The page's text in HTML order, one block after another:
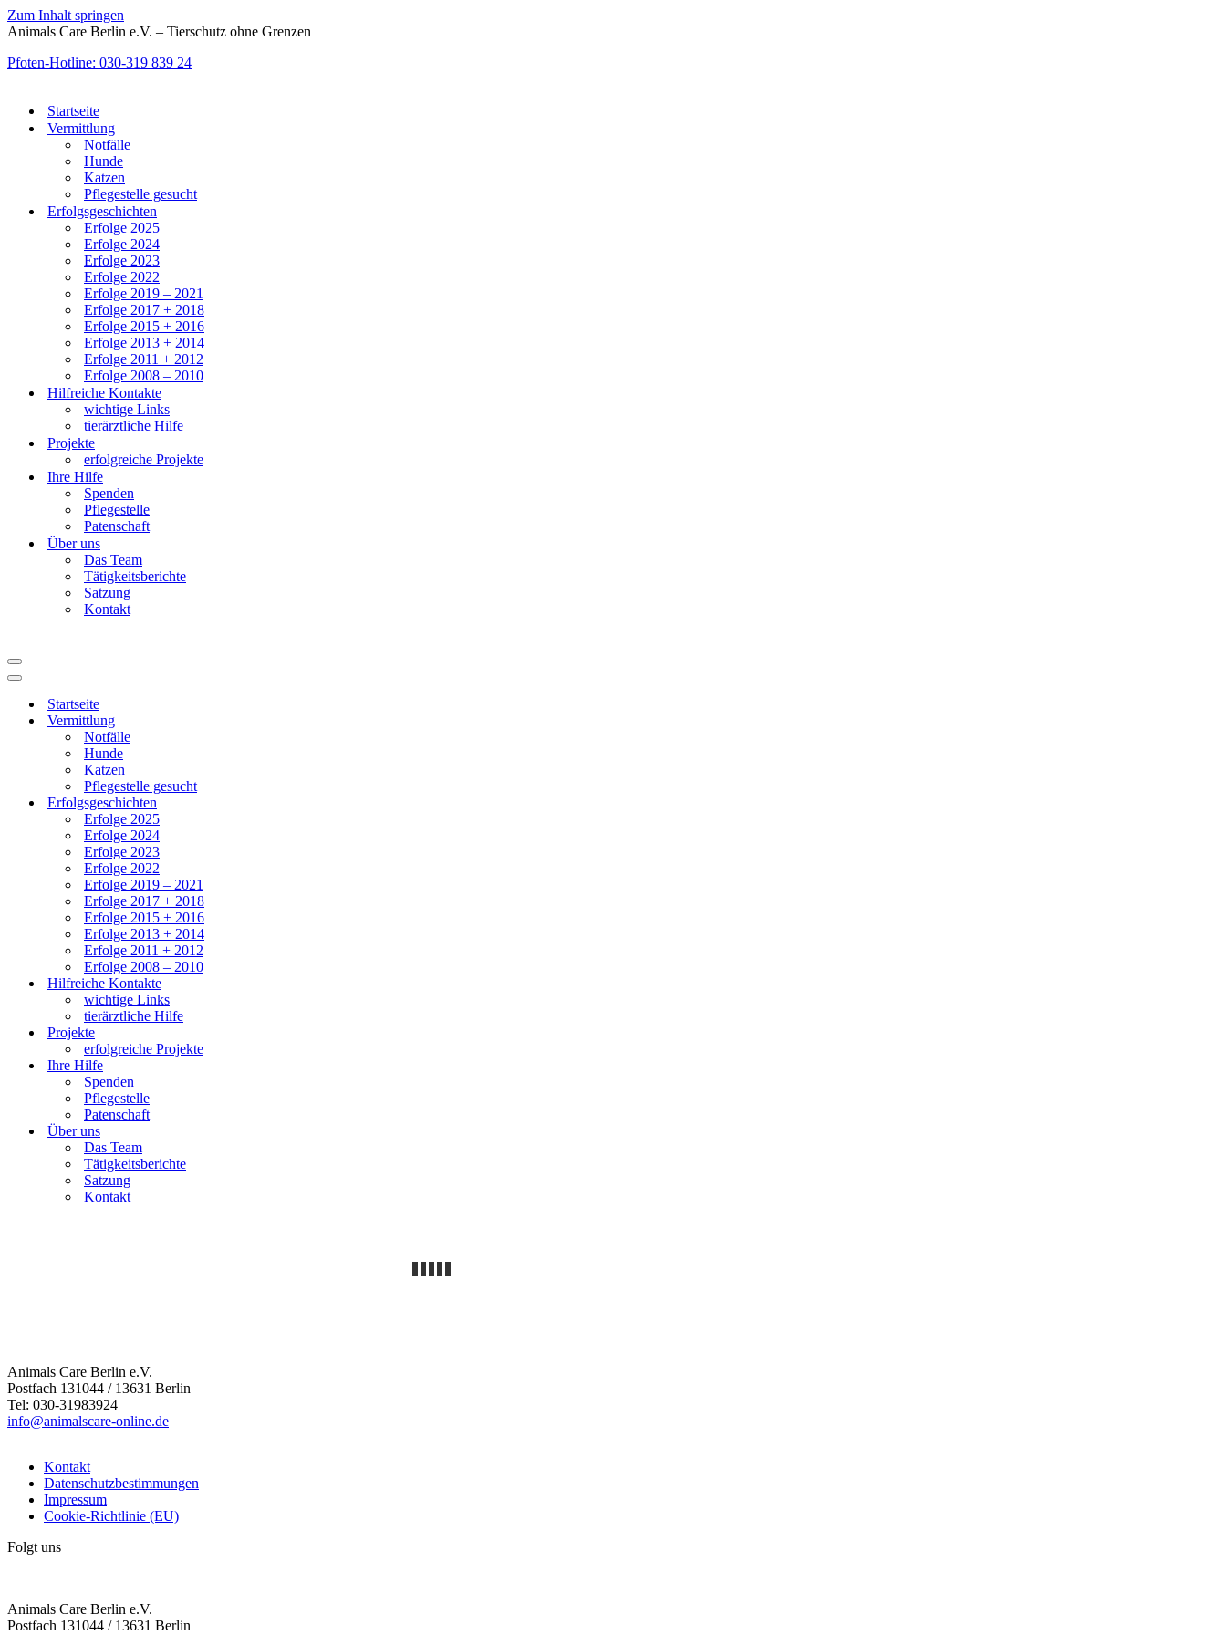
Zum Inhalt springen
Animals Care Berlin e.V. – Tierschutz ohne Grenzen
Pfoten-Hotline: 030-319 839 24
Startseite
Vermittlung
Notfälle
Hunde
Katzen
Pflegestelle gesucht
Erfolgsgeschichten
Erfolge 2025
Erfolge 2024
Erfolge 2023
Erfolge 2022
Erfolge 2019 – 2021
Erfolge 2017 + 2018
Erfolge 2015 + 2016
Erfolge 2013 + 2014
Erfolge 2011 + 2012
Erfolge 2008 – 2010
Hilfreiche Kontakte
wichtige Links
tierärztliche Hilfe
Projekte
erfolgreiche Projekte
Ihre Hilfe
Spenden
Pflegestelle
Patenschaft
Über uns
Das Team
Tätigkeitsberichte
Satzung
Kontakt
Navigationsmenü
Navigationsmenü
Startseite
Vermittlung
Notfälle
Hunde
Katzen
Pflegestelle gesucht
Erfolgsgeschichten
Erfolge 2025
Erfolge 2024
Erfolge 2023
Erfolge 2022
Erfolge 2019 – 2021
Erfolge 2017 + 2018
Erfolge 2015 + 2016
Erfolge 2013 + 2014
Erfolge 2011 + 2012
Erfolge 2008 – 2010
Hilfreiche Kontakte
wichtige Links
tierärztliche Hilfe
Projekte
erfolgreiche Projekte
Ihre Hilfe
Spenden
Pflegestelle
Patenschaft
Über uns
Das Team
Tätigkeitsberichte
Satzung
Kontakt
Animals Care Berlin e.V.
Postfach 131044 / 13631 Berlin
Tel: 030-31983924
info@animalscare-online.de
Kontakt
Datenschutzbestimmungen
Impressum
Cookie-Richtlinie (EU)
Folgt uns
Animals Care Berlin e.V.
Postfach 131044 / 13631 Berlin